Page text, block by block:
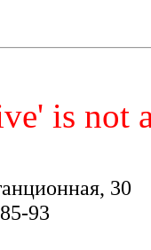
is not
30
93